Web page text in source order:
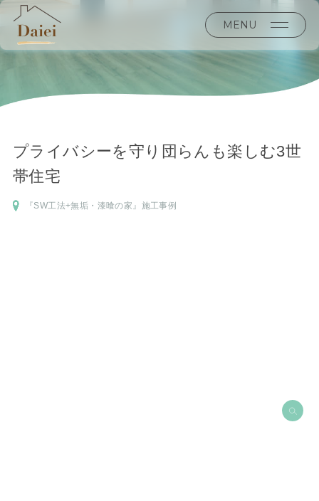
MENU
プライバシーを守り団らんも楽しむ3世
帯住宅
『SW工法+無垢・漆喰の家』施工事例